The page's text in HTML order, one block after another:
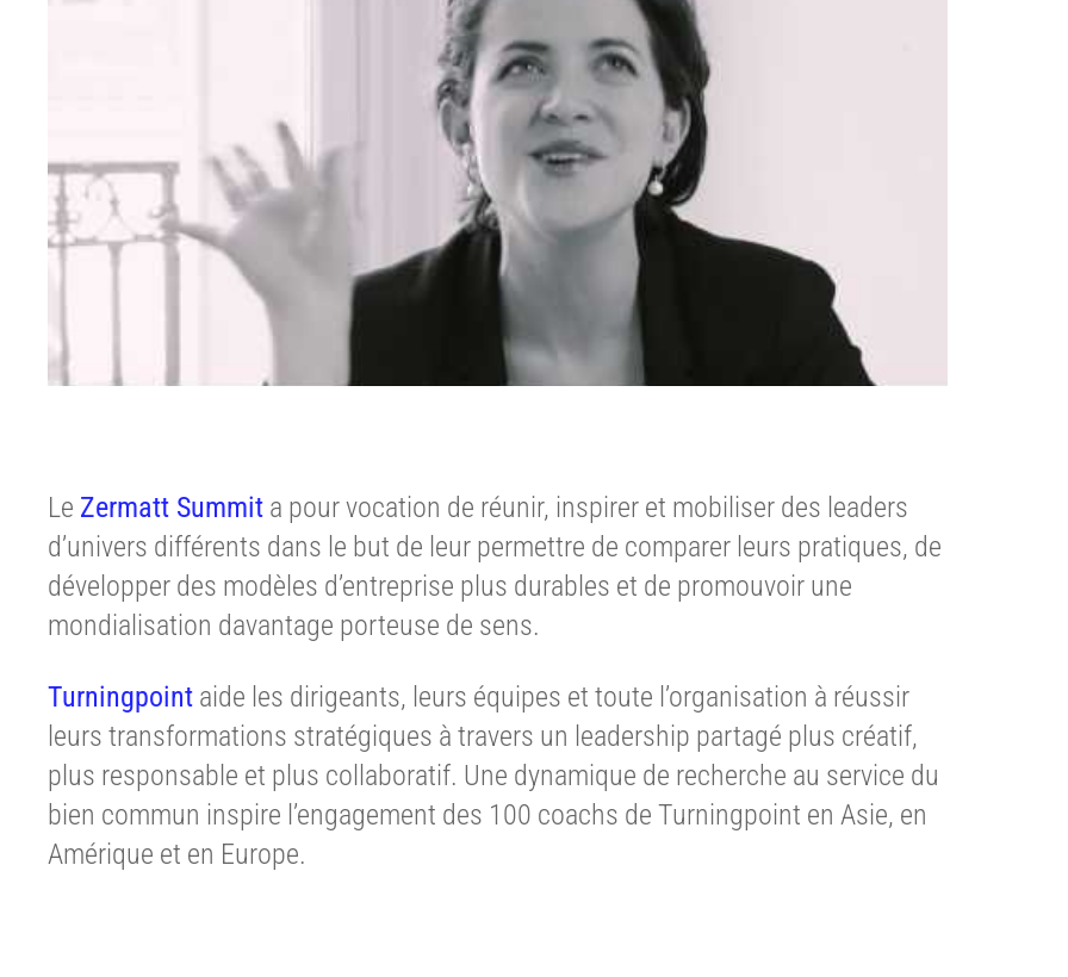
Le Zermatt Summit a pour vocation de réunir, inspirer et mobiliser des leaders
d’univers différents dans le but de leur permettre de comparer leurs pratiques, de
développer des modèles d’entreprise plus durables et de promouvoir une
mondialisation davantage porteuse de sens.
Turningpoint aide les dirigeants, leurs équipes et toute l’organisation à réussir
leurs transformations stratégiques à travers un leadership partagé plus créatif,
plus responsable et plus collaboratif. Une dynamique de recherche au service du
bien commun inspire l’engagement des 100 coachs de Turningpoint en Asie, en
Amérique et en Europe.